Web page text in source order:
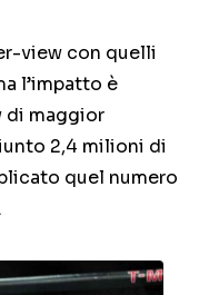
view con quelli
l’impatto è
di maggior
2,4 milioni di
quel numero